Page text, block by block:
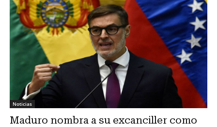
Noticias
Maduro nombra a su excanciller como